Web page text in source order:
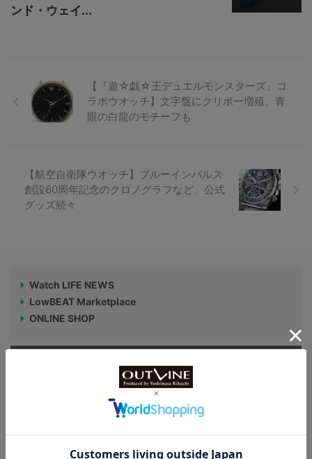
ンド・ウェイ...
【『遊☆戯☆王デュエルモンスターズ』コ
ラボウオッチ】文字盤にクリボー増殖、青
眼の白龍のモチーフも
【航空自衛隊ウオッチ】ブルーインパルス
創設60周年記念のクロノグラフなど、公式
グッズ続々
Watch LIFE NEWS
LowBEAT Marketplace
ONLINE SHOP
特許取得“耐衝撃”ウオッチなど